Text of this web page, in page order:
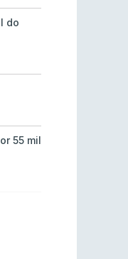
do
55 mil